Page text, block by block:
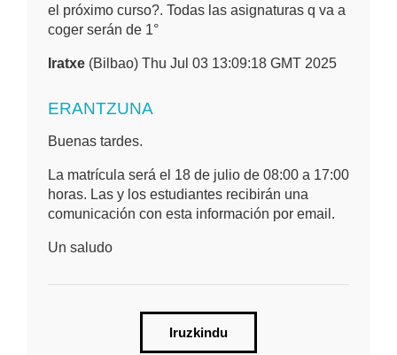
el próximo curso?. Todas las asignaturas q va a
coger serán de 1°
Iratxe (Bilbao) Thu Jul 03 13:09:18 GMT 2025
ERANTZUNA
Buenas tardes.
La matrícula será el 18 de julio de 08:00 a 17:00
horas. Las y los estudiantes recibirán una
comunicación con esta información por email.
Un saludo
Iruzkindu